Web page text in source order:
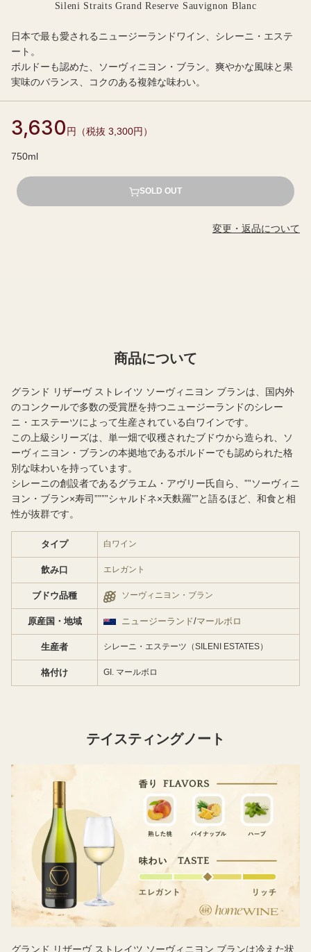
Sileni Straits Grand Reserve Sauvignon Blanc
日本で最も愛されるニュージーランドワイン、シレーニ・エステ
ート。
ボルドーも認めた、ソーヴィニヨン・ブラン。爽やかな風味と果
実味のバランス、コクのある複雑な味わい。
3,630円（税抜 3,300円）
750ml
SOLD OUT
変更・返品について
商品について
グランド リザーヴ ストレイツ ソーヴィニヨン ブランは、国内外
のコンクールで多数の受賞歴を持つニュージーランドのシレー
ニ・エステーツによって生産されている白ワインです。
この上級シリーズは、単一畑で収穫されたブドウから造られ、ソ
ーヴィニヨン・ブランの本拠地であるボルドーでも認められた格
別な味わいを持っています。
シレーニの創設者であるグラエム・アヴリー氏自ら、””ソーヴィニ
ヨン・ブラン×寿司””””シャルドネ×天麩羅””と語るほど、和食と相
性が抜群です。
タイプ 白ワイン
飲み口 エレガント
ブドウ品種 ソーヴィニヨン・ブラン
原産国・地域 ニュージーランド/マールボロ
生産者 シレーニ・エステーツ（SILENI ESTATES）
格付け GI. マールボロ
テイスティングノート
グランド リザーヴ ストレイツ ソーヴィニヨン ブランは冷えた状